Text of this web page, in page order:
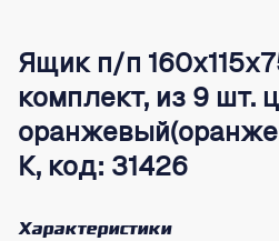
Ящик п/п
комплект, из 9 шт.
К, код: 31426
Характеристики